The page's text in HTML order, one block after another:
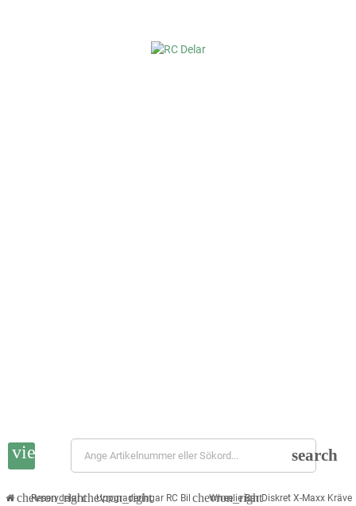
view_headline search
chevron_right
Reservdelarchevron_right
Uppgraderingar RC Bil chevron_right
Wheelie Bar Diskret X-Maxx